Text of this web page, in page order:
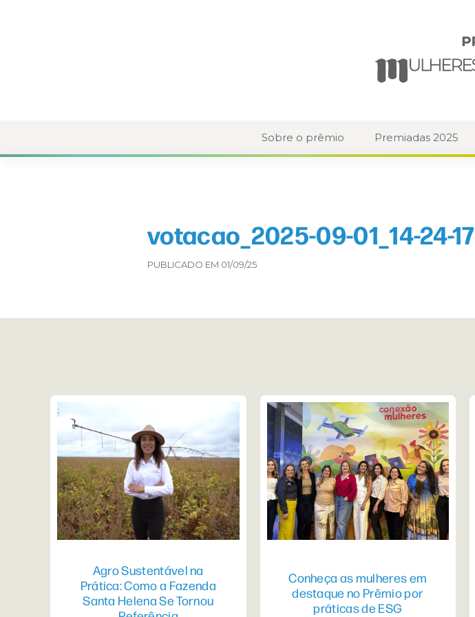
Sobre o prêmio Premiadas 2025
votacao_2025-09-01_14-24-17
PUBLICADO EM 01/09/25
Agro Sustentável na
Prática: Como a Fazenda
Santa Helena Se Tornou
Conheça as mulheres em
destaque no Prêmio por
práticas de ESG